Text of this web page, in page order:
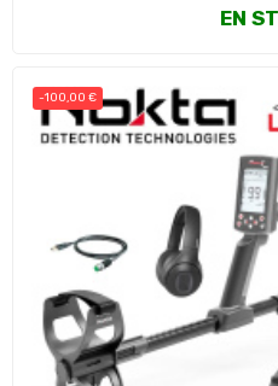
EN
-100,00 €